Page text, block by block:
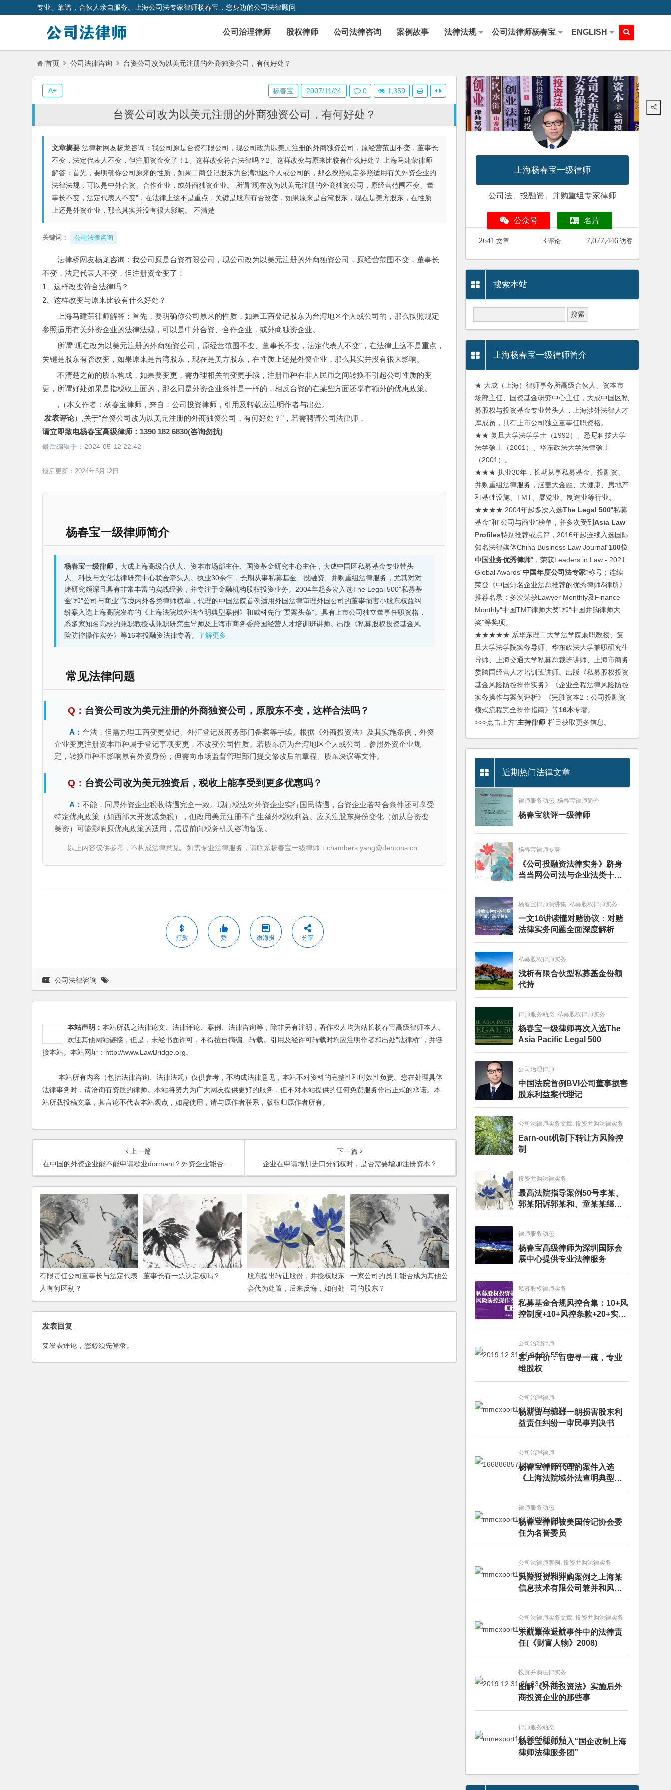
专业、靠谱，合伙人亲自服务。上海公司法专家律师杨春宝，您身边的公司法律顾问
公司治理律师 股权律师 公司法律咨询 案例故事 法律法规 公司法律师杨春宝 ENGLISH
首页 公司法律咨询 台资公司改为以美元注册的外商独资公司，有何好处？
台资公司改为以美元注册的外商独资公司，有何好处？
文章摘要 法律桥网友杨龙咨询：我公司原是台资有限公司，现公司改为以美元注册的外商独资公司，原经营范围不变，董事长
不变，法定代表人不变，但注册资金变了！1、这样改变符合法律吗？2、这样改变与原来比较有什么好处？ 上海马建荣律师
解答：首先，要明确你公司原来的性质，如果工商登记股东为台湾地区个人或公司的，那么按照规定参照适用有关外资企业的
法律法规，可以是中外合资、合作企业，或外商独资企业。 所谓“现在改为以美元注册的外商独资公司，原经营范围不变、董
事长不变，法定代表人不变”，在法律上这不是重点，关键是股东有否改变，如果原来是台湾股东，现在是美方股东，在性质
上还是外资企业，那么其实并没有很大影响。 不清楚
关键词： 公司法律咨询
法律桥网友杨龙咨询：我公司原是台资有限公司，现公司改为以美元注册的外商独资公司，原经营范围不变，董事长
不变，法定代表人不变，但注册资金变了！
1、这样改变符合法律吗？
2、这样改变与原来比较有什么好处？
上海马建荣律师解答：首先，要明确你公司原来的性质，如果工商登记股东为台湾地区个人或公司的，那么按照规定
参照适用有关外资企业的法律法规，可以是中外合资、合作企业，或外商独资企业。
所谓“现在改为以美元注册的外商独资公司，原经营范围不变、董事长不变，法定代表人不变”，在法律上这不是重点，
关键是股东有否改变，如果原来是台湾股东，现在是美方股东，在性质上还是外资企业，那么其实并没有很大影响。
不清楚之前的股东构成，如果要变更，需办理相关的变更手续，注册币种在非人民币之间转换不引起公司性质的变
更，所谓好处如果是指税收上面的，那么同是外资企业条件是一样的，相反台资的在某些方面还享有额外的优惠政策。
,（本文作者：杨春宝律师，来自：公司投资律师，引用及转载应注明作者与出处。
发表评论）,关于“台资公司改为以美元注册的外商独资公司，有何好处？”，若需聘请公司法律师，
请立即致电杨春宝高级律师：1390 182 6830(咨询勿扰)
最后编辑于： 2024-05-12 22:42
最后更新：2024年5月12日
杨春宝一级律师简介
杨春宝一级律师，大成上海高级合伙人、资本市场部主任、国资基金研究中心主任，大成中国区私募基金专业带头
人、科技与文化法律研究中心联合牵头人。执业30余年，长期从事私募基金、投融资、并购重组法律服务，尤其对对
赌研究颇深且具有非常丰富的实战经验，并专注于金融机构股权投资业务。2004年起多次入选The Legal 500"私募基
金"和"公司与商业"等境内外各类律师榜单，代理的中国法院首例适用外国法律审理外国公司的董事损害小股东权益纠
纷案入选上海高院发布的《上海法院域外法查明典型案例》和威科先行"要案头条"。具有上市公司独立董事任职资格，
系多家知名高校的兼职教授或兼职研究生导师及上海市商务委跨国经营人才培训班讲师。出版《私募股权投资基金风
险防控操作实务》等16本投融资法律专著。 了解更多
常见法律问题
台资公司改为美元注册的外商独资公司，原股东不变，这样合法吗？
合法，但需办理工商变更登记、外汇登记及商务部门备案等手续。根据《外商投资法》及其实施条例，外资
企业变更注册资本币种属于登记事项变更，不改变公司性质。若股东仍为台湾地区个人或公司，参照外资企业规
定，转换币种不影响原有外资身份，但需向市场监督管理部门提交修改后的章程、股东决议等文件。
台资公司改为美元独资后，税收上能享受到更多优惠吗？
不能，同属外资企业税收待遇完全一致。现行税法对外资企业实行国民待遇，台资企业若符合条件还可享受
特定优惠政策（如西部大开发减免税），但改用美元注册不产生额外税收利益。应关注股东身份变化（如从台资变
美资）可能影响原优惠政策的适用，需提前向税务机关咨询备案。
以上内容仅供参考，不构成法律意见。如需专业法律服务，请联系杨春宝一级律师：chambers.yang@dentons.cn
打赏 赞 微海报 分享
杨春宝 2007/11/24 0 1,359
A+
公司法律咨询
本站声明： 本站所载之法律论文、法律评论、案例、法律咨询等，除非另有注明，著作权人均为站长杨春宝高级律师本人。
欢迎其他网站链接，但是，未经书面许可，不得擅自摘编、转载。引用及经许可转载时均应注明作者和出处"法律桥"，并链
接本站。本站网址：http://www.LawBridge.org。
本站所有内容（包括法律咨询、法律法规）仅供参考，不构成法律意见，本站不对资料的完整性和时效性负责。您在处理具体
法律事务时，请洽询有资质的律师。本站将努力为广大网友提供更好的服务，但不对本站提供的任何免费服务作出正式的承诺。本
站所载投稿文章，其言论不代表本站观点，如需使用，请与原作者联系，版权归原作者所有。
上一篇
在中国的外资企业能不能申请歇业dormant？外资企业能否搬迁？如何操作？
下一篇
企业在申请增加进口分销权时，是否需要增加注册资本？
有限责任公司董事长与法定代表
人有何区别？
董事长有一票决定权吗？
股东提出转让股份，并授权股东
会代为处置，后来反悔，如何处
理？
一家公司的员工能否成为其他公
司的股东？
发表回复
要发表评论，您必须先登录。
上海杨春宝一级律师
公司法、投融资、并购重组专家律师
公众号 名片
2641 文章 3 评论 7,077,446 访客
搜索本站
上海杨春宝一级律师简介
★ 大成（上海）律师事务所高级合伙人、资本市
场部主任、国资基金研究中心主任，大成中国区私
募股权与投资基金专业带头人，上海涉外法律人才
库成员，具有上市公司独立董事任职资格。
★★ 复旦大学法学学士（1992）、悉尼科技大学
法学硕士（2001）、华东政法大学法律硕士
（2001）。
★★★ 执业30年，长期从事私募基金、投融资、
并购重组法律服务，涵盖大金融、大健康、房地产
和基础设施、TMT、展览业、制造业等行业。
★★★★ 2004年起多次入选The Legal 500“私募
基金”和“公司与商业”榜单，并多次受到Asia Law
Profiles特别推荐或点评，2016年起连续入选国际
知名法律媒体China Business Law Journal“100位
中国业务优秀律师”，荣获Leaders in Law - 2021
Global Awards“中国年度公司法专家”称号；连续
荣登《中国知名企业法总推荐的优秀律师&律所》
推荐名录；多次荣获Lawyer Monthly及Finance
Monthly“中国TMT律师大奖”和“中国并购律师大
奖”等奖项。
★★★★★ 系华东理工大学法学院兼职教授、复
旦大学法学院实务导师、华东政法大学兼职研究生
导师、上海交通大学私募总裁班讲师、上海市商务
委跨国经营人才培训班讲师。出版《私募股权投资
基金风险防控操作实务》《企业全程法律风险防控
实务操作与案例评析》《完胜资本2：公司投融资
模式流程完全操作指南》等16本专著。
>>>点击上方“主持律师”栏目获取更多信息。
近期热门法律文章
律师服务动态, 杨春宝律师简介
杨春宝获评一级律师
杨春宝律师专著
《公司投融资法律实务》跻身
当当网公司法与企业法类十大
畅销图书榜
杨春宝律师演讲集, 私募股权律师实务
一文16讲读懂对赌协议：对赌
法律实务问题全面深度解析
私募股权律师实务
浅析有限合伙型私募基金份额
代持
律师服务动态, 私募股权律师实务
杨春宝一级律师再次入选The
Asia Pacific Legal 500
公司治理律师
中国法院首例BVI公司董事损害
股东利益案代理记
公司法律师实务文章, 投资并购法律实务
Earn-out机制下转让方风险控
制
投资并购法律实务
最高法院指导案例50号李某、
郭某阳诉郭某和、童某某继承
纠纷案
律师服务动态
杨春宝高级律师为深圳国际会
展中心提供专业法律服务
私募股权律师实务
私募基金合规风控合集：10+风
控制度+10+风控条款+20+实务
文章+每月动态
公司治理律师
客户评价：百密寻一疏，专业
维股权
公司治理律师
杨新宙与堀雄一朗损害股东利
益责任纠纷一审民事判决书
公司治理律师
杨春宝律师代理的案件入选
《上海法院域外法查明典型案
例》
律师服务动态
杨春宝律师被美国传记协会委
任为名誉委员
公司法律师案例, 投资并购法律实务
风险投资和并购案例之上海某
信息技术有限公司兼并和风险
投资服务
公司法律师实务文章, 投资并购法律实务
东航集体返航事件中的法律责
任(《财富人物》2008)
投资并购法律实务
图解《外商投资法》实施后外
商投资企业的那些事
律师服务动态
杨春宝律师加入“国企改制上海
律师法律服务团”